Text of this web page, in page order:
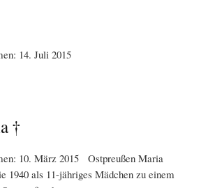
14. Juli 2015
†
10. März 2015 Ostpreußen Maria
1940 als 11-jähriges Mädchen zu einem